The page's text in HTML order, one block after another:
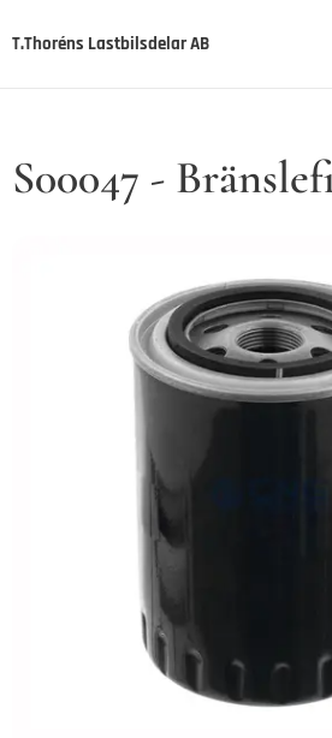
T.Thoréns Lastbilsdelar AB
S00047 -